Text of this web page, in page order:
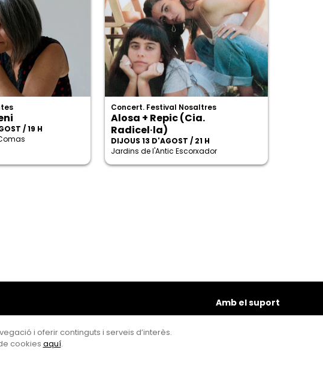
/ 19 H
Concert. Festival Nosaltres
Alosa + Repic (Cia.
Radicel·la)
DIJOUS 13 D'AGOST / 21 H
Jardins de l'Antic Escorxador
Amb el suport
i oferir continguts i serveis d’interès.
cookies aquí.